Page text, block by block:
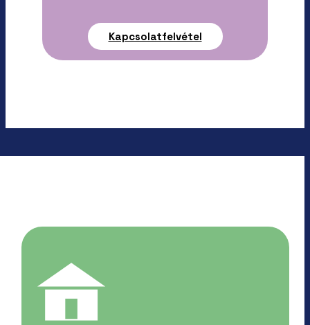
Kapcsolatfelvétel